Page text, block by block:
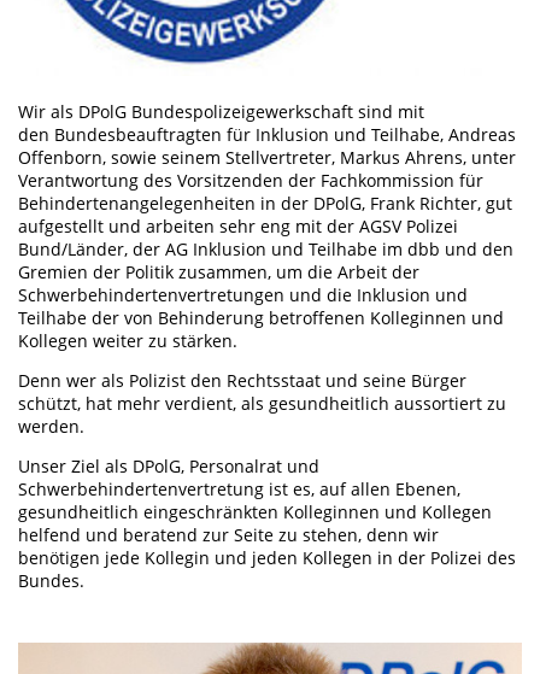
Wir als DPolG Bundespolizeigewerkschaft sind mit
den Bundesbeauftragten für Inklusion und Teilhabe, Andreas
Offenborn, sowie seinem Stellvertreter, Markus Ahrens, unter
Verantwortung des Vorsitzenden der Fachkommission für
Behindertenangelegenheiten in der DPolG, Frank Richter, gut
aufgestellt und arbeiten sehr eng mit der AGSV Polizei
Bund/Länder, der AG Inklusion und Teilhabe im dbb und den
Gremien der Politik zusammen, um die Arbeit der
Schwerbehindertenvertretungen und die Inklusion und
Teilhabe der von Behinderung betroffenen Kolleginnen und
Kollegen weiter zu stärken.
Denn wer als Polizist den Rechtsstaat und seine Bürger
schützt, hat mehr verdient, als gesundheitlich aussortiert zu
werden.
Unser Ziel als DPolG, Personalrat und
Schwerbehindertenvertretung ist es, auf allen Ebenen,
gesundheitlich eingeschränkten Kolleginnen und Kollegen
helfend und beratend zur Seite zu stehen, denn wir
benötigen jede Kollegin und jeden Kollegen in der Polizei des
Bundes.